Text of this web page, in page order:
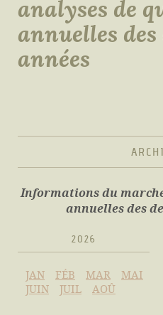
analyses de
annuelles
années
Informations du
annuelles des
2026
JAN FÉB MAR
MAI
JUIN
JUIL AOÛ